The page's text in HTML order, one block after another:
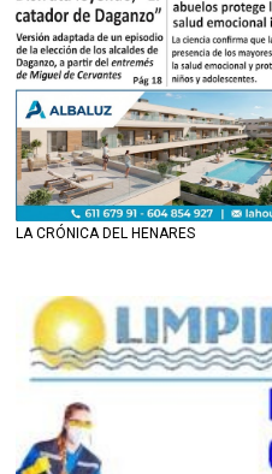
LA CRÓNICA DEL HENARES